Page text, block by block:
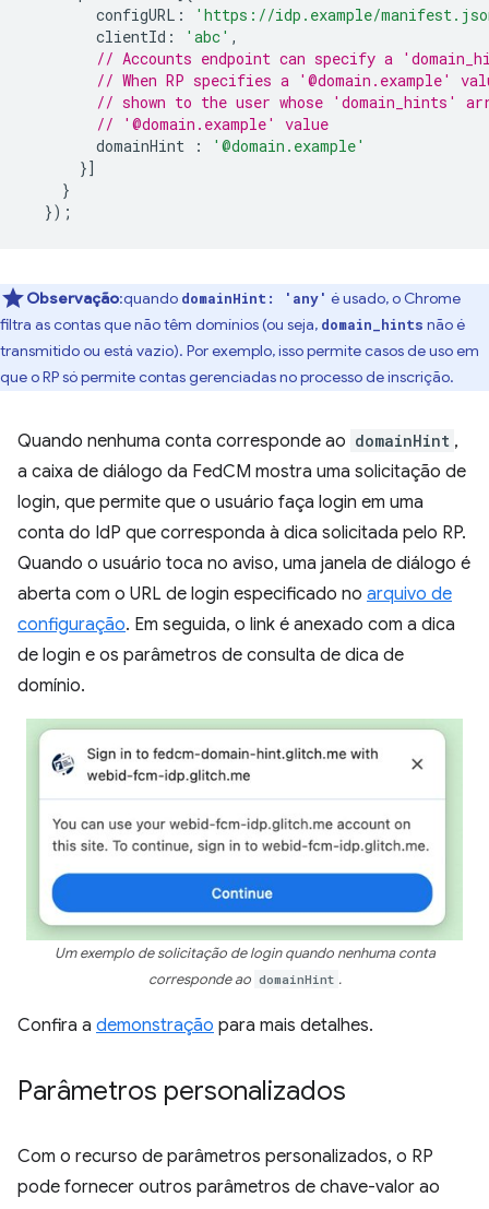
configURL :
'https://idp.example/
clientId : 'abc' ,
// Accounts endpoint can specify a
// When RP specifies a '@domain.example'
// shown to the user whose 'domain_hints'
// '@domain.example' value
domainHint
:
'@domain.example'
}]
}
});
Observação:quando domainHint: 'any' é usado, o Chrome
filtra as contas que não têm domínios (ou seja, domain_hints não é
transmitido ou está vazio). Por exemplo, isso permite casos de uso em
que o RP só permite contas gerenciadas no processo de inscrição.
Quando nenhuma conta corresponde ao domainHint ,
a caixa de diálogo da FedCM mostra uma solicitação de
login, que permite que o usuário faça login em uma
conta do IdP que corresponda à dica solicitada pelo RP.
Quando o usuário toca no aviso, uma janela de diálogo é
aberta com o URL de login especificado no arquivo de
configuração. Em seguida, o link é anexado com a dica
de login e os parâmetros de consulta de dica de
domínio.
Um exemplo de solicitação de login quando nenhuma conta
corresponde ao domainHint .
Confira a demonstração para mais detalhes.
Parâmetros personalizados
Com o recurso de parâmetros personalizados, o RP
pode fornecer outros parâmetros de chave-valor ao